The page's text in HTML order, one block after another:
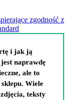
zgodność z
i jak ją
naprawdę
ale to
Wiele
teksty